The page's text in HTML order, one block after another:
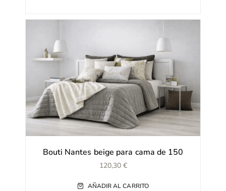
Bouti Nantes beige para cama de 150
120,30 €
AÑADIR AL CARRITO